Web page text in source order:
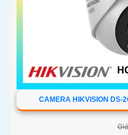
CAMERA HIKVISION DS-